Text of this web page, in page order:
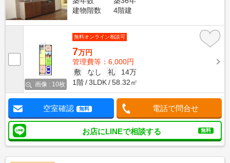
建物階数
4階建
画像 : 10枚
無料オンライン相談可
7万円
管理費等：6,000円
敷
なし 礼
14万
1階
3LDK 58.32㎡
空室確認 無料 電話で問合せ
お店にLINEで相談する 無料